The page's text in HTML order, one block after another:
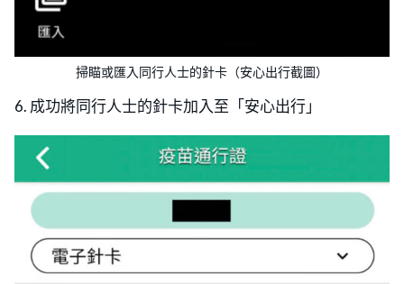
掃瞄或匯入同行人士的針卡（安心出行截圖）
6. 成功將同行人士的針卡加入至「安心出行」